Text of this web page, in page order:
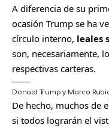
A diferencia de su
ocasión Trump se ha
círculo interno, leales
son, necesariamente,
respectivas carteras.
Donald Trump y Marco
De hecho, muchos de
si todos lograrán el